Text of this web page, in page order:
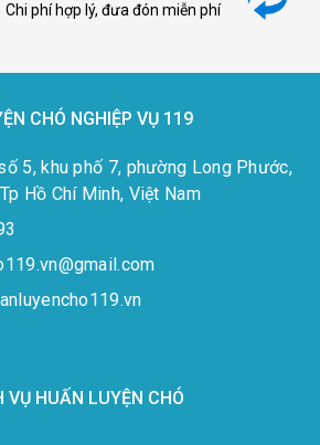
Chi phí hợp lý, đưa đón miễn phí
CHÓ NGHIỆP VỤ 119
5, khu phố 7, phường Long Phước,
Hồ Chí Minh, Việt Nam
VỤ HUẤN LUYỆN CHÓ